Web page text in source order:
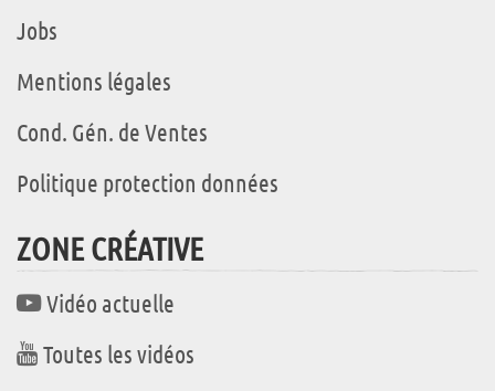
Jobs
Mentions légales
Cond. Gén. de Ventes
Politique protection données
ZONE CRÉATIVE
Vidéo actuelle
Toutes les vidéos